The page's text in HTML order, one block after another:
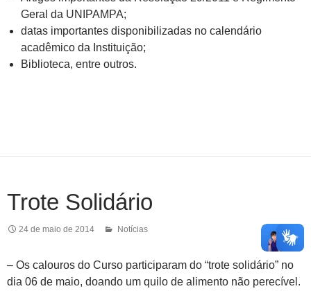
Geral da UNIPAMPA;
datas importantes disponibilizadas no calendário
acadêmico da Instituição;
Biblioteca, entre outros.
Trote Solidário
24 de maio de 2014 Notícias
– Os calouros do Curso participaram do “trote solidário” no
dia 06 de maio, doando um quilo de alimento não perecível.